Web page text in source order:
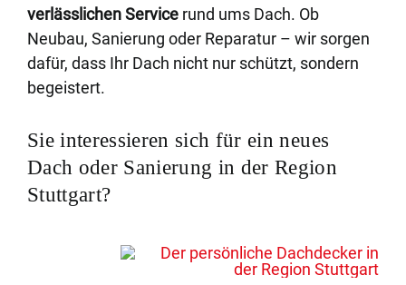
verlässlichen Servicerund ums Dach. Ob
Neubau, Sanierung oder Reparatur – wir sorgen
dafür, dass Ihr Dach nicht nur schützt, sondern
begeistert.
Sie interessieren sich für ein neues
Dach oder Sanierung in der Region
Stuttgart?